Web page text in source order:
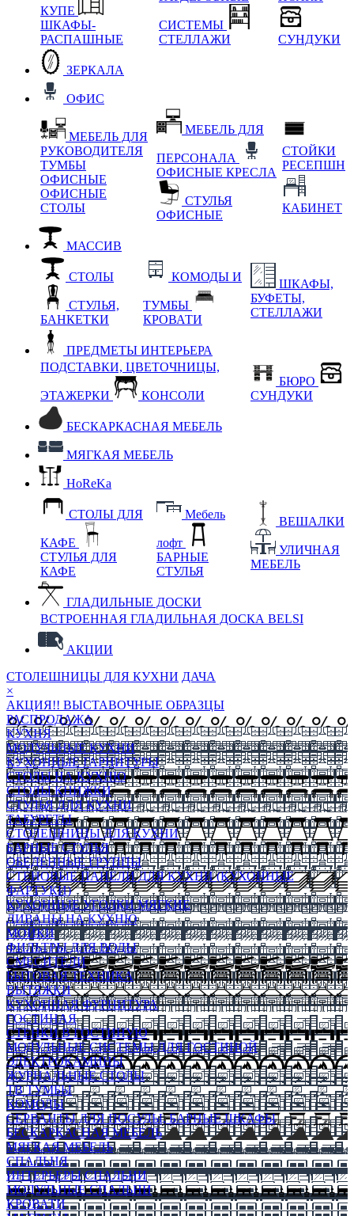
КУПЕ
ШКАФЫ-
РАСПАШНЫЕ
СИСТЕМЫ
СТЕЛЛАЖИ
СУНДУКИ
ЗЕРКАЛА
ОФИС
МЕБЕЛЬ ДЛЯ
РУКОВОДИТЕЛЯ
ТУМБЫ
ОФИСНЫЕ
ОФИСНЫЕ
СТОЛЫ
МЕБЕЛЬ ДЛЯ
ПЕРСОНАЛА
ОФИСНЫЕ КРЕСЛА
СТУЛЬЯ
ОФИСНЫЕ
СТОЙКИ
РЕСЕПШН
КАБИНЕТ
МАССИВ
СТОЛЫ
СТУЛЬЯ,
БАНКЕТКИ
КОМОДЫ И
ТУМБЫ
КРОВАТИ
ШКАФЫ,
БУФЕТЫ,
СТЕЛЛАЖИ
ПРЕДМЕТЫ ИНТЕРЬЕРА
ПОДСТАВКИ, ЦВЕТОЧНИЦЫ,
ЭТАЖЕРКИ КОНСОЛИ
БЮРО
СУНДУКИ
БЕСКАРКАСНАЯ МЕБЕЛЬ
МЯГКАЯ МЕБЕЛЬ
HoReKa
СТОЛЫ ДЛЯ
КАФЕ
СТУЛЬЯ ДЛЯ
КАФЕ
Мебель
лофт
БАРНЫЕ
СТУЛЬЯ
ВЕШАЛКИ
УЛИЧНАЯ
МЕБЕЛЬ
ГЛАДИЛЬНЫЕ ДОСКИ
ВСТРОЕННАЯ ГЛАДИЛЬНАЯ ДОСКА BELSI
АКЦИИ
СТОЛЕШНИЦЫ ДЛЯ КУХНИ ДАЧА
×
АКЦИЯ!! ВЫСТАВОЧНЫЕ ОБРАЗЦЫ
РАСПРОДАЖА
КУХНЯ
МОДУЛЬНЫЕ КУХНИ
КУХОННЫЕ ГАРНИТУРЫ
СТОЛЫ НА КУХНЮ
СТОЛЫ КНИЖКИ
СТУЛЬЯ ДЛЯ КУХНИ
ТАБУРЕТЫ
СТОЛЕШНИЦЫ ДЛЯ КУХНИ
БАРНЫЕ СТУЛЬЯ
ОБЕДЕННЫЕ ГРУППЫ
СТЕНОВЫЕ ПАНЕЛИ ДЛЯ КУХНИ (КУХОННЫЕ
ФАРТУКИ)
КУХОННЫЕ УГОЛКИ МЯГКИЕ
ДИВАНЫ НА КУХНЮ
МОЙКИ
ФИЛЬТРЫ ДЛЯ ВОДЫ
СМЕСИТЕЛИ
БЫТОВАЯ ТЕХНИКА
ВЫТЯЖКИ
КУХОННАЯ ФУРНИТУРА
ГОСТИНАЯ
СТЕНКИ В ГОСТИНУЮ
МОДУЛЬНЫЕ СИСТЕМЫ ДЛЯ ГОСТИНОЙ
ЭЛЕКТРОКАМИНЫ
ЖУРНАЛЬНЫЕ СТОЛЫ
ТВ ТУМБЫ
КОМОДЫ
СЕРВАНТЫ ДЛЯ ПОСУДЫ, БАРНЫЕ ШКАФЫ
БЕСКАРКАСНАЯ МЕБЕЛЬ
МЯГКАЯ МЕБЕЛЬ
СПАЛЬНЯ
ИНТЕРЬЕРЫ СПАЛЬНИ
МОДУЛЬНЫЕ СПАЛЬНИ
КРОВАТИ